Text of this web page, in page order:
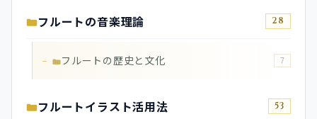
フルートの音楽理論 28
フルートの歴史と文化 7
フルートイラスト活用法 53